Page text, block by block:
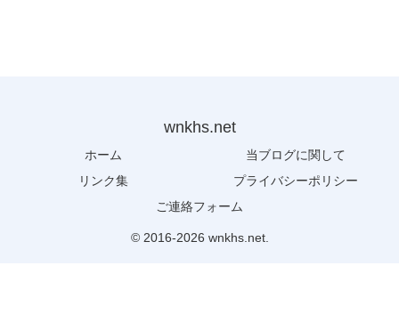
wnkhs.net
ホーム
当ブログに関して
リンク集
プライバシーポリシー
ご連絡フォーム
© 2016-2026 wnkhs.net.